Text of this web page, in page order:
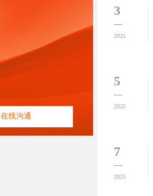
线沟通
3
2025
5
2025
7
2025